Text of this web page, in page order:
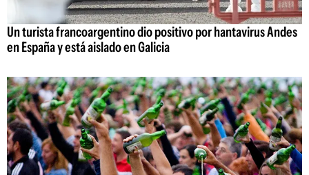
Un turista francoargentino dio positivo por hantavirus Andes
en España y está aislado en Galicia